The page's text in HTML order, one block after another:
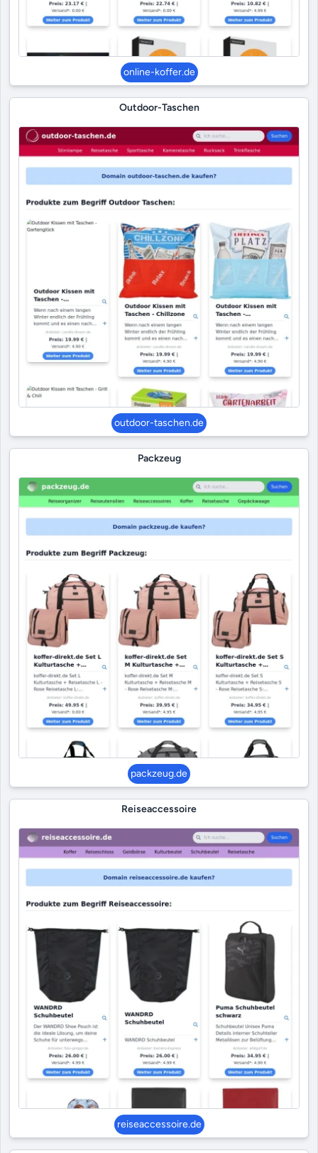
online-koffer.de
Outdoor-Taschen
outdoor-taschen.de
Packzeug
packzeug.de
Reiseaccessoire
reiseaccessoire.de